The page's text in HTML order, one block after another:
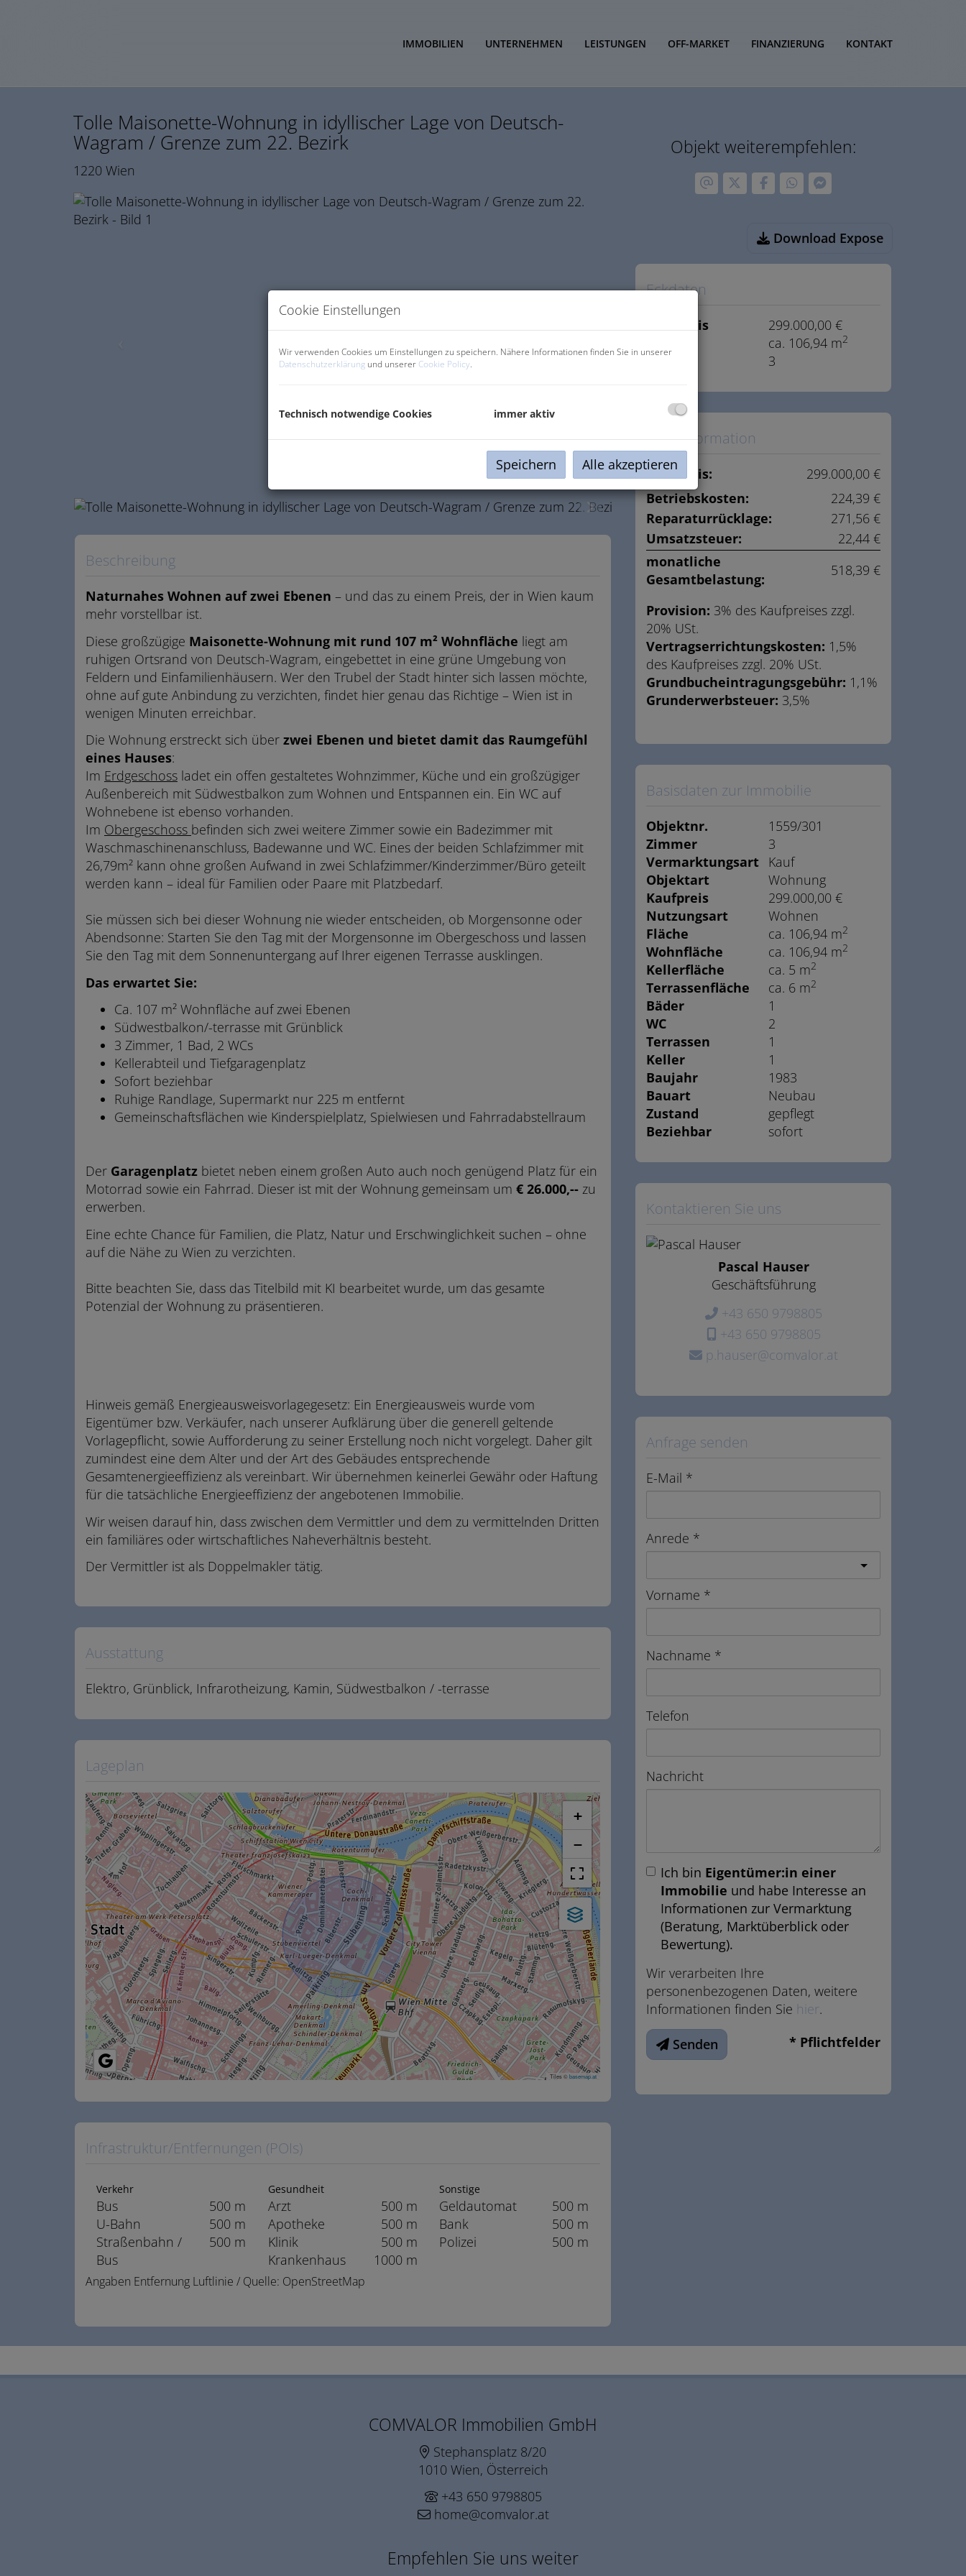
IMMOBILIEN UNTERNEHMEN LEISTUNGEN OFF-MARKET FINANZIERUNG KONTAKT
Tolle Maisonette-Wohnung in idyllischer Lage von Deutsch-
Wagram / Grenze zum 22. Bezirk
1220 Wien
Beschreibung
Naturnahes Wohnen auf zwei Ebenen – und das zu einem Preis, der in Wien kaum
mehr vorstellbar ist.
Diese großzügige Maisonette-Wohnung mit rund 107 m² Wohnfläche liegt am
ruhigen Ortsrand von Deutsch-Wagram, eingebettet in eine grüne Umgebung von
Feldern und Einfamilienhäusern. Wer den Trubel der Stadt hinter sich lassen möchte,
ohne auf gute Anbindung zu verzichten, findet hier genau das Richtige – Wien ist in
wenigen Minuten erreichbar.
Die Wohnung erstreckt sich über zwei Ebenen und bietet damit das Raumgefühl
eines Hauses:
Im Erdgeschoss ladet ein offen gestaltetes Wohnzimmer, Küche und ein großzügiger
Außenbereich mit Südwestbalkon zum Wohnen und Entspannen ein. Ein WC auf
Wohnebene ist ebenso vorhanden.
Im Obergeschoss befinden sich zwei weitere Zimmer sowie ein Badezimmer mit
Waschmaschinenanschluss, Badewanne und WC. Eines der beiden Schlafzimmer mit
26,79m² kann ohne großen Aufwand in zwei Schlafzimmer/Kinderzimmer/Büro geteilt
werden kann – ideal für Familien oder Paare mit Platzbedarf.
Sie müssen sich bei dieser Wohnung nie wieder entscheiden, ob Morgensonne oder
Abendsonne: Starten Sie den Tag mit der Morgensonne im Obergeschoss und lassen
Sie den Tag mit dem Sonnenuntergang auf Ihrer eigenen Terrasse ausklingen.
Das erwartet Sie:
Ca. 107 m² Wohnfläche auf zwei Ebenen
Südwestbalkon/-terrasse mit Grünblick
3 Zimmer, 1 Bad, 2 WCs
Kellerabteil und Tiefgaragenplatz
Sofort beziehbar
Ruhige Randlage, Supermarkt nur 225 m entfernt
Gemeinschaftsflächen wie Kinderspielplatz, Spielwiesen und Fahrradabstellraum
Der Garagenplatz bietet neben einem großen Auto auch noch genügend Platz für ein
Motorrad sowie ein Fahrrad. Dieser ist mit der Wohnung gemeinsam um € 26.000,-- zu
erwerben.
Eine echte Chance für Familien, die Platz, Natur und Erschwinglichkeit suchen – ohne
auf die Nähe zu Wien zu verzichten.
Bitte beachten Sie, dass das Titelbild mit KI bearbeitet wurde, um das gesamte
Potenzial der Wohnung zu präsentieren.
Hinweis gemäß Energieausweisvorlagegesetz: Ein Energieausweis wurde vom
Eigentümer bzw. Verkäufer, nach unserer Aufklärung über die generell geltende
Vorlagepflicht, sowie Aufforderung zu seiner Erstellung noch nicht vorgelegt. Daher gilt
zumindest eine dem Alter und der Art des Gebäudes entsprechende
Gesamtenergieeffizienz als vereinbart. Wir übernehmen keinerlei Gewähr oder Haftung
für die tatsächliche Energieeffizienz der angebotenen Immobilie.
Wir weisen darauf hin, dass zwischen dem Vermittler und dem zu vermittelnden Dritten
ein familiäres oder wirtschaftliches Naheverhältnis besteht.
Der Vermittler ist als Doppelmakler tätig.
Ausstattung
Elektro Grünblick Infrarotheizung Kamin Südwestbalkon / -terrasse
Lageplan
+
−
Tiles ©basemap.at
Infrastruktur/Entfernungen (POIs)
Verkehr
Bus
500 m
U-Bahn
500 m
Straßenbahn /
Bus
500 m
Gesundheit
Arzt
500 m
Apotheke
500 m
Klinik
500 m
Krankenhaus
1000 m
Sonstige
Geldautomat
500 m
Bank
500 m
Polizei
500 m
Angaben Entfernung Luftlinie / Quelle: OpenStreetMap
Objekt weiterempfehlen:
Download Expose
Eckdaten
Kaufpreis
299.000,00 €
ca. 106,94 m2
Zimmer 3
Preisinformation
Kaufpreis:
299.000,00 €
Betriebskosten:
224,39 €
Reparaturrücklage:
271,56 €
Umsatzsteuer:
22,44 €
monatliche
Gesamtbelastung:
518,39 €
Provision: 3% des Kaufpreises zzgl.
20% USt.
Vertragserrichtungskosten: 1,5%
des Kaufpreises zzgl. 20% USt.
Grundbucheintragungsgebühr: 1,1%
Grunderwerbsteuer: 3,5%
Basisdaten zur Immobilie
Objektnr.
1559/301
Zimmer
3
Vermarktungsart Kauf
Objektart
Wohnung
Kaufpreis
299.000,00 €
Nutzungsart
Wohnen
Fläche
ca. 106,94 m2
Wohnfläche ca. 106,94 m2
Kellerfläche ca. 5 m2
Terrassenfläche ca. 6 m2
Bäder
1
WC
2
Terrassen
1
Keller
1
Baujahr
1983
Bauart
Neubau
Zustand
gepflegt
Beziehbar
sofort
Kontaktieren Sie uns
Pascal Hauser
Geschäftsführung
+43 650 9798805
+43 650 9798805
p.hauser@comvalor.at
Anfrage senden
E-Mail
Anrede
Vorname
Nachname
Telefon
Nachricht
Ich bin Eigentümer:in einer
Immobilie und habe Interesse an
Informationen zur Vermarktung
(Beratung, Marktüberblick oder
Bewertung).
Wir verarbeiten Ihre
personenbezogenen Daten, weitere
Informationen finden Sie hier.
Senden * Pflichtfelder
COMVALOR Immobilien GmbH
Stephansplatz 8/20
1010 Wien, Österreich
+43 650 9798805
home@comvalor.at
Empfehlen Sie uns weiter
Cookie Einstellungen
Wir verwenden Cookies um Einstellungen zu speichern. Nähere Informationen finden Sie in unserer
Datenschutzerklärung und unserer Cookie Policy.
Technisch notwendige Cookies immer aktiv
Speichern Alle akzeptieren